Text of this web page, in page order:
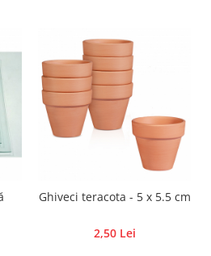
Ghiveci teracota - 5 x 5.5 cm
2,50 Lei